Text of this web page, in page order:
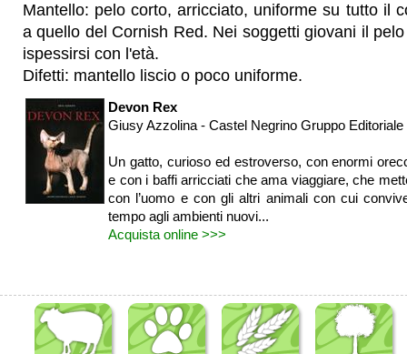
Mantello: pelo corto, arricciato, uniforme su tutto il
a quello del Cornish Red. Nei soggetti giovani il
ispessirsi con l'età.
Difetti: mantello liscio o poco uniforme.
Devon Rex
Giusy Azzolina - Castel Negrino Gruppo Editoriale
Un gatto, curioso ed estroverso, con enormi
e con i baffi arricciati che ama viaggiare, che
con l’uomo e con gli altri animali con cui
tempo agli ambienti nuovi...
Acquista online >>>